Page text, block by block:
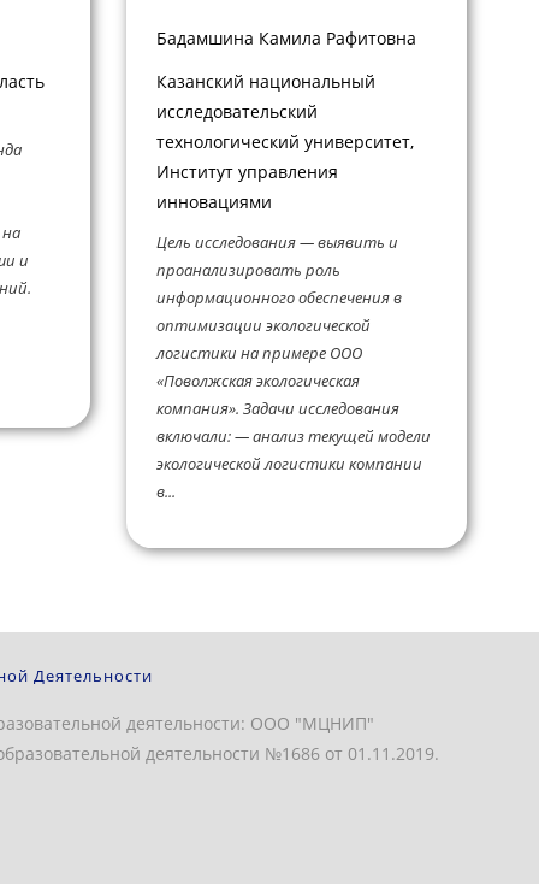
и
Бадамшина Камила Рафитовна
Казанский национальный
исследовательский
технологический университет,
Институт управления
инновациями
Цель исследования — выявить и
проанализировать роль
информационного обеспечения в
оптимизации экологической
логистики на примере ООО
«Поволжская экологическая
компания». Задачи исследования
включали: — анализ текущей модели
экологической логистики компании
в...
Деятельности
деятельности: ООО "МЦНИП"
деятельности №1686 от 01.11.2019.